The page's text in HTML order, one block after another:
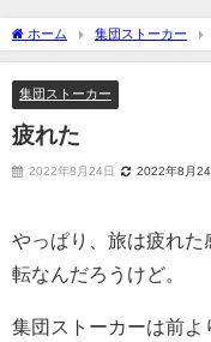
ホーム 集団ストーカー
集団ストーカー
疲れた
2022年8月24日 2022年8月24
やっぱり、旅は疲れた
転なんだろうけど。
集団ストーカーは前よ